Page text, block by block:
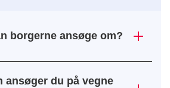
borgerne ansøge om?
ansøger du på vegne